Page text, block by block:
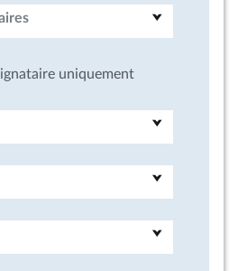
uniquement